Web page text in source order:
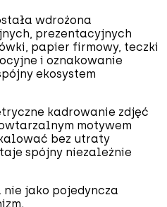
wdrożona
prezentacyjnych
papier firmowy, teczki
i oznakowanie
ekosystem
kadrowanie zdjęć
motywem
bez utraty
spójny niezależnie
jako pojedyncza